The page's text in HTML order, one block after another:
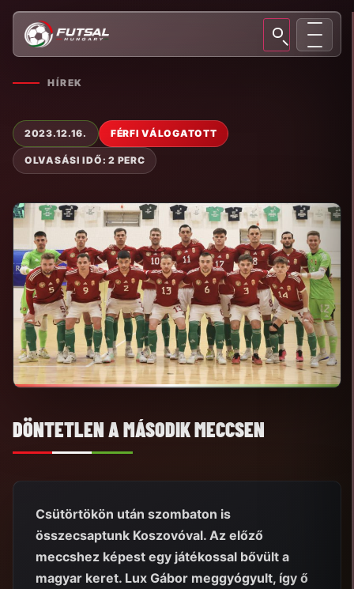
HÍREK
2023.12.16. FÉRFI VÁLOGATOTT
OLVASÁSI IDŐ: 2 PERC
DÖNTETLEN A MÁSODIK MECCSEN
Csütörtökön után szombaton is
összecsaptunk Koszovóval. Az előző
meccshez képest egy játékossal bővült a
magyar keret. Lux Gábor meggyógyult, így ő